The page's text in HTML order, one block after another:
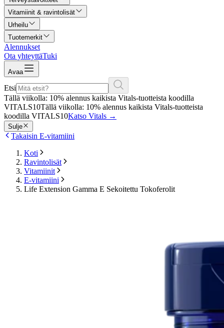
Vitamiinit & ravintolisät
Urheilu
Tuotemerkit
Alennukset
Ota yhteyttäTuki
Avaa
Etsi
Tällä viikolla: 10% alennus kaikista Vitals-tuotteista koodilla
VITALS10Tällä viikolla: 10% alennus kaikista Vitals-tuotteista
koodilla VITALS10Katso Vitals →
Sulje
Takaisin E-vitamiini
Koti
Ravintolisät
Vitamiinit
E-vitamiini
Life Extension Gamma E Sekoitettu Tokoferolit